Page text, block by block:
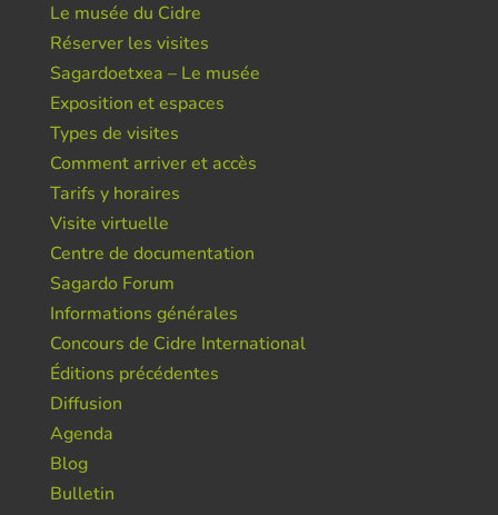
Le musée du Cidre
Réserver les visites
Sagardoetxea – Le musée
Exposition et espaces
Types de visites
Comment arriver et accès
Tarifs y horaires
Visite virtuelle
Centre de documentation
Sagardo Forum
Informations générales
Concours de Cidre International
Éditions précédentes
Diffusion
Agenda
Blog
Bulletin